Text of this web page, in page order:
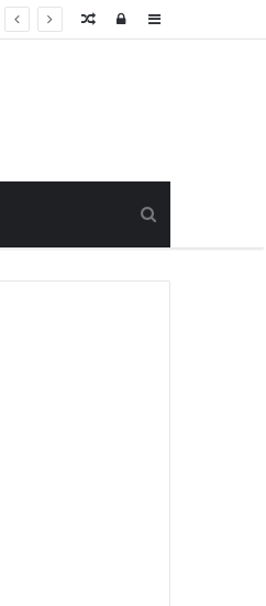
Sidebar
Log
Random